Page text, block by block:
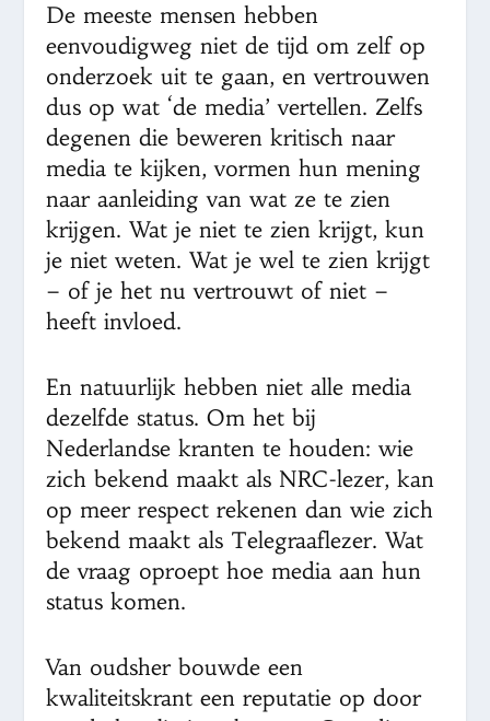
De meeste mensen hebben
eenvoudigweg niet de tijd om zelf op
onderzoek uit te gaan, en vertrouwen
dus op wat ‘de media’ vertellen. Zelfs
degenen die beweren kritisch naar
media te kijken, vormen hun mening
naar aanleiding van wat ze te zien
krijgen. Wat je niet te zien krijgt, kun
je niet weten. Wat je wel te zien krijgt
– of je het nu vertrouwt of niet –
heeft invloed.
En natuurlijk hebben niet alle media
dezelfde status. Om het bij
Nederlandse kranten te houden: wie
zich bekend maakt als NRC-lezer, kan
op meer respect rekenen dan wie zich
bekend maakt als Telegraaflezer. Wat
de vraag oproept hoe media aan hun
status komen.
Van oudsher bouwde een
kwaliteitskrant een reputatie op door